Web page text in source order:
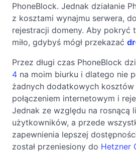
PhoneBlock. Jednak działanie
z kosztami wynajmu serwera,
rejestracji domeny. Aby pokryć
miło, gdybyś mógł przekazać
Przez długi czas PhoneBlock
4 na moim biurku i dlatego nie
żadnych dodatkowych
połączeniem internetowym i
Jednak ze względu na rosnącą
użytkowników, a przede
zapewnienia lepszej
został przeniesiony do Hetzner